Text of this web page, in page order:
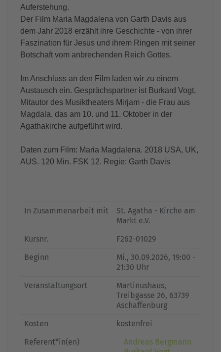
Auferstehung.
Der Film Maria Magdalena von Garth Davis aus
dem Jahr 2018 erzählt ihre Geschichte - von ihrer
Faszination für Jesus und ihrem Ringen mit seiner
Botschaft vom anbrechenden Reich Gottes.
Im Anschluss an den Film laden wir zu einem
Austausch ein. Gesprächspartner ist Burkard Vogt,
Mitautor des Musiktheaters Mirjam - die Frau aus
Magdala, das am 10. und 11. Oktober in der
Agathakirche aufgeführt wird.
Daten zum Film: Maria Magdalena. 2018 USA, UK,
AUS. 120 Min. FSK 12. Regie: Garth Davis
In Zusammenarbeit mit
St. Agatha - Kirche am
Markt e.V.
Kursnr.
F262-01029
Beginn
Mi., 30.09.2026, 19:00 -
21:30 Uhr
Veranstaltungsort
Martinushaus,
Treibgasse 26, 63739
Aschaffenburg
Kosten
kostenfrei
Referent*in(en)
Andreas Bergmann